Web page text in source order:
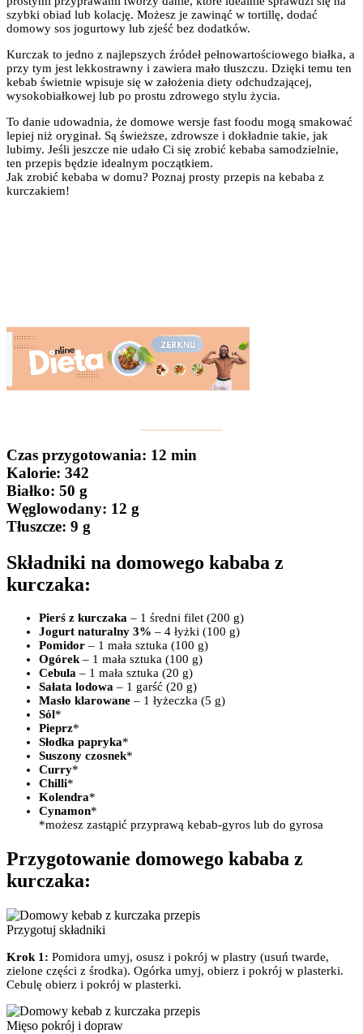
szybki obiad lub kolację. Możesz je zawinąć w tortillę, dodać
domowy sos jogurtowy lub zjeść bez dodatków.
Kurczak to jedno z najlepszych źródeł pełnowartościowego białka, a
przy tym jest lekkostrawny i zawiera mało tłuszczu. Dzięki temu ten
kebab świetnie wpisuje się w założenia diety odchudzającej,
wysokobiałkowej lub po prostu zdrowego stylu życia.
To danie udowadnia, że domowe wersje fast foodu mogą smakować
lepiej niż oryginał. Są świeższe, zdrowsze i dokładnie takie, jak
lubimy. Jeśli jeszcze nie udało Ci się zrobić kebaba samodzielnie,
ten przepis będzie idealnym początkiem.
Jak zrobić kebaba w domu? Poznaj prosty przepis na kebaba z
kurczakiem!
Czas przygotowania: 12 min
Kalorie: 342
Białko: 50 g
Węglowodany: 12 g
Tłuszcze: 9 g
Składniki na domowego kababa z
kurczaka:
Pierś z kurczaka – 1 średni filet (200 g)
Jogurt naturalny 3% – 4 łyżki (100 g)
Pomidor – 1 mała sztuka (100 g)
Ogórek– 1 mała sztuka (100 g)
Cebula – 1 mała sztuka (20 g)
Sałata lodowa – 1 garść (20 g)
Masło klarowane – 1 łyżeczka (5 g)
Sól*
Pieprz*
Słodka papryka*
Suszony czosnek*
Curry*
Chilli*
Kolendra*
Cynamon*
*możesz zastąpić przyprawą kebab-gyros lub do gyrosa
Przygotowanie domowego kababa z
kurczaka:
Przygotuj składniki
Krok 1: Pomidora umyj, osusz i pokrój w plastry (usuń twarde,
zielone części z środka). Ogórka umyj, obierz i pokrój w plasterki.
Cebulę obierz i pokrój w plasterki.
Mięso pokrój i dopraw